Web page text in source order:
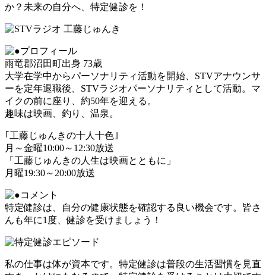
か？未来の自分へ、特定健診を！
雨竜郡沼田町出身 73歳
大学在学中からパーソナリティ活動を開始、STVアナウンサ
ーを定年退職後、STVラジオパーソナリティとして活動。マ
イクの前に座り、約50年を迎える。
趣味は映画、釣り、温泉。
｢工藤じゅんきの十人十色｣
月～金曜10:00～12:30放送
「工藤じゅんきの人生は映画とともに」
月曜19:30～20:00放送
特定健診は、自分の健康状態を確認する良い機会です。皆さ
んも年に1度、健診を受けましょう！
私の仕事は体が資本です。特定健診は普段の生活習慣を見直